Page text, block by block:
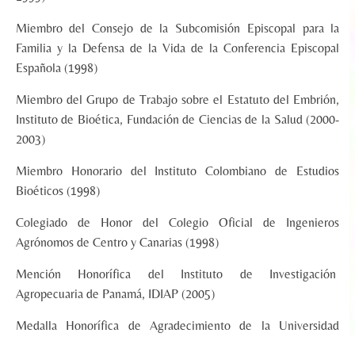
Miembro del Consejo de la Subcomisión Episcopal para la
Familia y la Defensa de la Vida de la Conferencia Episcopal
Española (1998)
Miembro del Grupo de Trabajo sobre el Estatuto del Embrión,
Instituto de Bioética, Fundación de Ciencias de la Salud (2000-
2003)
Miembro Honorario del Instituto Colombiano de Estudios
Bioéticos (1998)
Colegiado de Honor del Colegio Oficial de Ingenieros
Agrónomos de Centro y Canarias (1998)
Mención Honorífica del Instituto de Investigación
Agropecuaria de Panamá, IDIAP (2005)
Medalla Honorífica de Agradecimiento de la Universidad